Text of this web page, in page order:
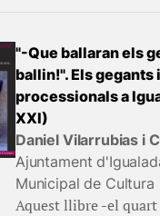
"-Que ballaran els
ballin!". Els gegants
processionals a
XXI)
Daniel Vilarrubias i
Ajuntament
Municipal de Cultura
Aquest llibre -el